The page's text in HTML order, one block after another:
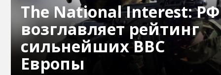
The National Interest: РФ
возглавляет рейтинг
сильнейших ВВС
Европы